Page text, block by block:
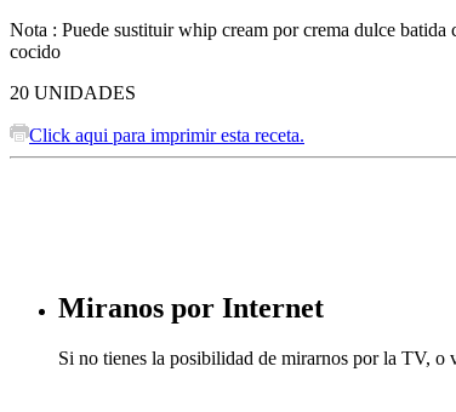
Nota : Puede sustituir whip cream por crema dulce batida
cocido
20 UNIDADES
Click aqui para imprimir esta receta.
Miranos por Internet
Si no tienes la posibilidad de mirarnos por la TV, o